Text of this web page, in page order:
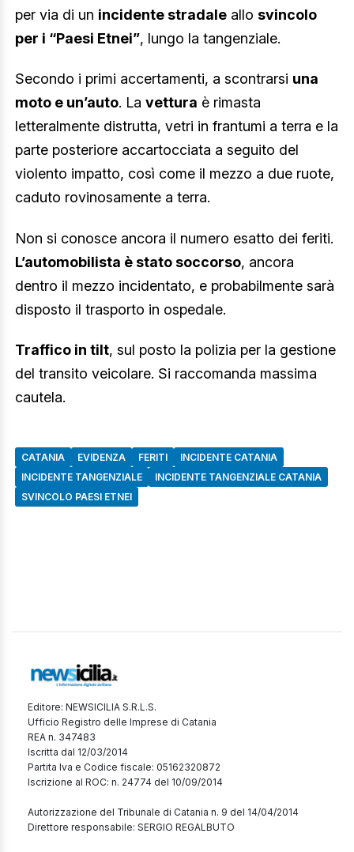
per via di un incidente stradale allo svincolo
per i “Paesi Etnei”, lungo la tangenziale.
Secondo i primi accertamenti, a scontrarsi una
moto e un’auto. La vettura è rimasta
letteralmente distrutta, vetri in frantumi a terra e la
parte posteriore accartocciata a seguito del
violento impatto, così come il mezzo a due ruote,
caduto rovinosamente a terra.
Non si conosce ancora il numero esatto dei feriti.
L’automobilista è stato soccorso, ancora
dentro il mezzo incidentato, e probabilmente sarà
disposto il trasporto in ospedale.
Traffico in tilt, sul posto la polizia per la gestione
del transito veicolare. Si raccomanda massima
cautela.
CATANIA EVIDENZA FERITI
INCIDENTE CATANIA
INCIDENTE TANGENZIALE
INCIDENTE TANGENZIALE CATANIA
SVINCOLO PAESI ETNEI
Editore: NEWSICILIA S.R.L.S.
Ufficio Registro delle Imprese di Catania
REA n. 347483
Iscritta dal 12/03/2014
Partita Iva e Codice fiscale: 05162320872
Iscrizione al ROC: n. 24774 del 10/09/2014
Autorizzazione del Tribunale di Catania n. 9 del 14/04/2014
Direttore responsabile: SERGIO REGALBUTO